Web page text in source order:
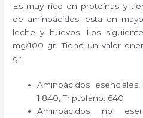
Es muy rico en proteínas y
de aminoácidos, esta en
leche y huevos. Los
mg/100 gr. Tiene un valor
gr.
Aminoácidos
1.840, Triptofano: 640
Aminoácidos no